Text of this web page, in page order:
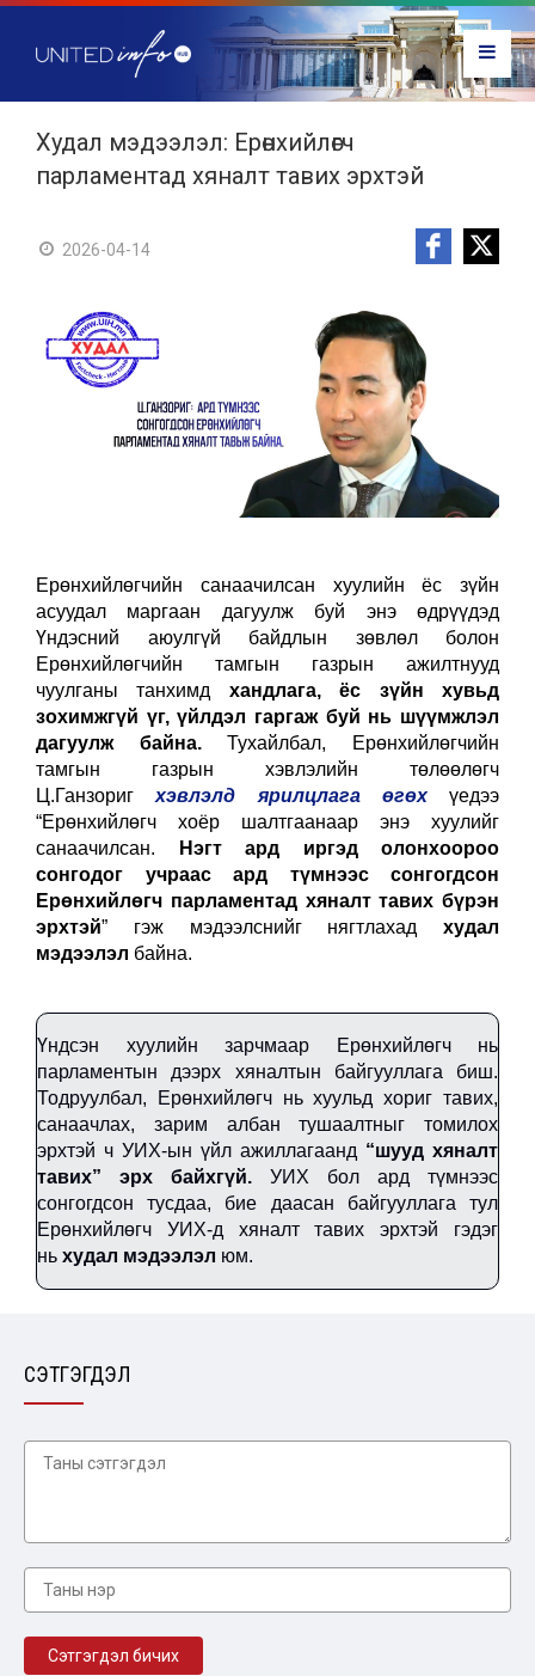
Худал мэдээлэл: Ерөнхийлөгч
парламентад хяналт тавих эрхтэй
2026-04-14
Ерөнхийлөгчийн санаачилсан хуулийн ёс зүйн
асуудал маргаан дагуулж буй энэ өдрүүдэд
Үндэсний аюулгүй байдлын зөвлөл болон
Ерөнхийлөгчийн тамгын газрын ажилтнууд
чуулганы танхимд хандлага, ёс зүйн хувьд
зохимжгүй үг, үйлдэл гаргаж буй нь шүүмжлэл
дагуулж байна.Тухайлбал, Ерөнхийлөгчийн
тамгын газрын хэвлэлийн төлөөлөгч
Ц.Ганзоригхэвлэлд ярилцлага өгөхүедээ
“Ерөнхийлөгч хоёр шалтгаанаар энэ хуулийг
санаачилсан.
Нэгт ард иргэд олонхоороо
сонгодог учраас ард түмнээс сонгогдсон
Ерөнхийлөгч парламентад хяналт тавих бүрэн
эрхтэй” гэж мэдээлснийг нягтлахад худал
мэдээлэл байна.
Үндсэн хуулийн зарчмаар Ерөнхийлөгч нь
парламентын дээрх хяналтын байгууллага биш.
Тодруулбал, Ерөнхийлөгч нь хуульд хориг тавих,
санаачлах, зарим албан тушаалтныг томилох
эрхтэй ч УИХ-ын үйл ажиллагаанд “шууд хяналт
тавих” эрх байхгүй. УИХ бол ард түмнээс
сонгогдсон тусдаа, бие даасан байгууллага тул
Ерөнхийлөгч УИХ-д хяналт тавих эрхтэй гэдэг
нь худал мэдээлэл юм.
СЭТГЭГДЭЛ